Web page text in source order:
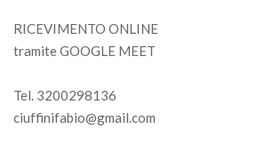
RICEVIMENTO ONLINE
tramite GOOGLE MEET
Tel. 3200298136
ciuffinifabio@gmail.com